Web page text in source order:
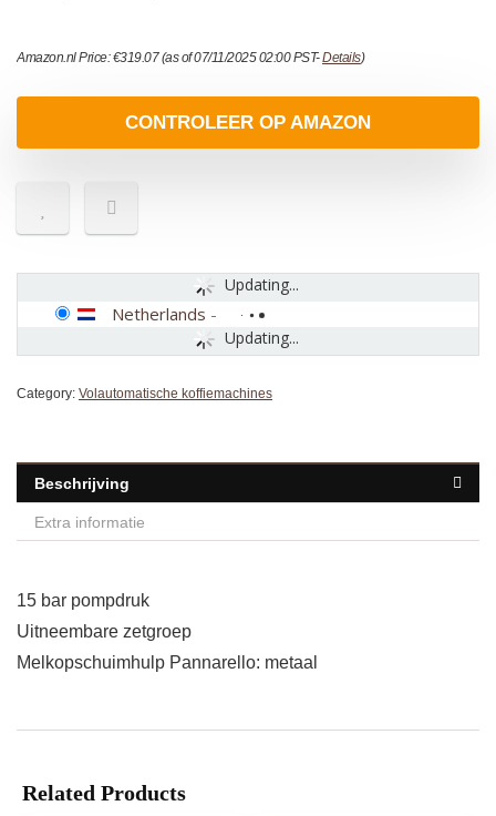
Amazon.nl Price:€319.07(as of 07/11/2025 02:00 PST-Details)
CONTROLEER OP AMAZON
Updating...
Updating...
Netherlands -
Category: Volautomatische koffiemachines
Beschrijving
Extra informatie
15 bar pompdruk
Uitneembare zetgroep
Melkopschuimhulp Pannarello: metaal
Related Products